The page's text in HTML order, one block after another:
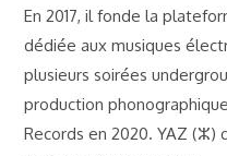
En 2017, il fonde la
dédiée aux musiques
plusieurs soirées
production
Records en 2020. YAZ (ⵣ)